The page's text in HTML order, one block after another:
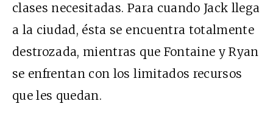
clases necesitadas. Para cuando Jack llega
a la ciudad, ésta se encuentra totalmente
destrozada, mientras que Fontaine y Ryan
se enfrentan con los limitados recursos
que les quedan.